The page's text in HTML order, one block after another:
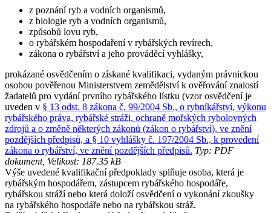
z poznání ryb a vodních organismů,
z biologie ryb a vodních organismů,
způsobů lovu ryb,
o rybářském hospodaření v rybářských revírech,
zákona o rybářství a jeho prováděcí vyhlášky,
prokázané osvědčením o získané kvalifikaci, vydaným právnickou
osobou pověřenou Ministerstvem zemědělství k ověřování znalostí
žadatelů pro vydání prvního rybářského lístku (vzor osvědčení je
uveden v § 13 odst. 8 zákona č. 99/2004 Sb., o rybníkářství, výkonu
rybářského práva, rybářské stráži, ochraně mořských rybolovných
zdrojů a o změně některých zákonů (zákon o rybářství), ve znění
pozdějších předpisů, a § 10 vyhlášky č. 197/2004 Sb., k provedení
zákona o rybářství, ve znění pozdějších předpisů. Typ: PDF
dokument, Velikost: 187.35 kB
Výše uvedené kvalifikační předpoklady splňuje osoba, která je
rybářským hospodářem, zástupcem rybářského hospodáře,
rybářskou stráží nebo která doloží osvědčení o vykonání zkoušky
na rybářského hospodáře nebo na rybářskou stráž.